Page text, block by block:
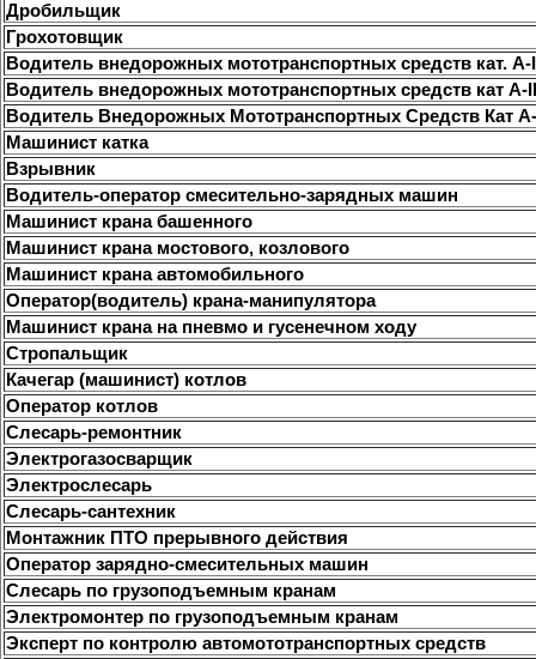
Дробильщик
Грохотовщик
Водитель внедорожных мототранспортных средств кат. А-I
Водитель внедорожных мототранспортных средств кат А-II
Водитель Внедорожных Мототранспортных Средств Кат
Машинист катка
Взрывник
Водитель-оператор смесительно-зарядных машин
Машинист крана башенного
Машинист крана мостового, козлового
Машинист крана автомобильного
Оператор(водитель) крана-манипулятора
Машинист крана на пневмо и гусенечном ходу
Стропальщик
Качегар (машинист) котлов
Оператор котлов
Слесарь-ремонтник
Электрогазосварщик
Электрослесарь
Слесарь-сантехник
Монтажник ПТО прерывного действия
Оператор зарядно-смесительных машин
Слесарь по грузоподъемным кранам
Электромонтер по грузоподъемным кранам
Эксперт по контролю автомототранспортных средств